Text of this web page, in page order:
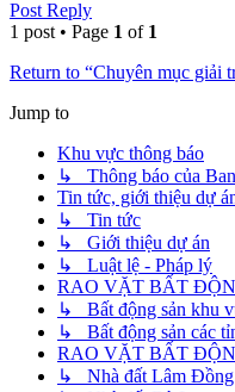
Post Reply
1 post • Page 1 of 1
Return to “Chuyên mục giải
Jump to
Khu vực thông báo
↳ Thông báo của
Tin tức, giới thiệu dự
↳ Tin tức
↳ Giới thiệu dự án
↳ Luật lệ - Pháp lý
RAO VẶT BẤT
↳ Bất động sản khu
↳ Bất động sản các
RAO VẶT BẤT
↳ Nhà đất Lâm Đồng